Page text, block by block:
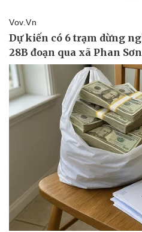
Doanh nghiệp 24h
Doanh nhân
Vì cộng đồng